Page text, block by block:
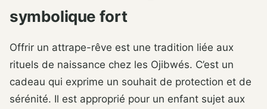
symbolique fort
Offrir un attrape-rêve est une tradition liée aux
rituels de naissance chez les Ojibwés. C’est un
cadeau qui exprime un souhait de protection et de
sérénité. Il est approprié pour un enfant sujet aux